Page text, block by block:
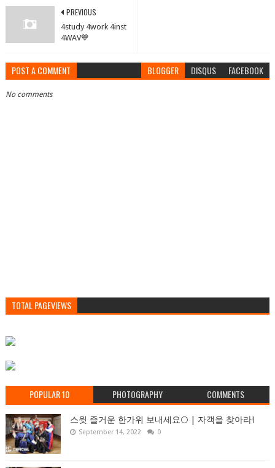
PREVIOUS
4study 4work 4inst
4WAV💙
POST A COMMENT BLOGGER DISQUS FACEBOOK
No comments
TOTAL PAGEVIEWS
POPULAR 10 PHOTOGRAPHY COMMENTS
스윗 즐거운 한가위 보내세요🌕 | 자객을 찾아라!
September 14, 2022 0